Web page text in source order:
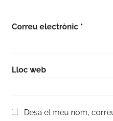
Correu electrònic *
Lloc web
Desa el meu nom,